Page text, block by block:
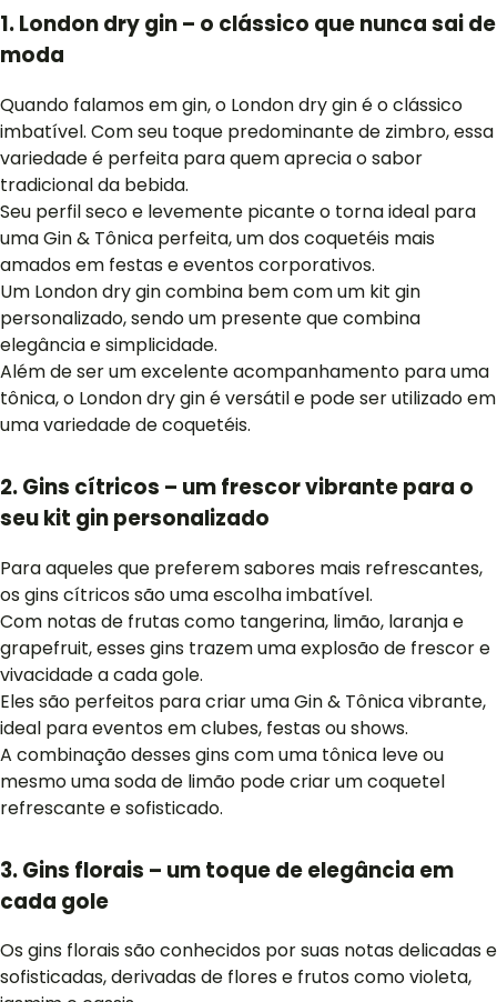
1. London dry gin – o clássico que nunca sai de
moda
Quando falamos em gin, o London dry gin é o clássico
imbatível. Com seu toque predominante de zimbro, essa
variedade é perfeita para quem aprecia o sabor
tradicional da bebida.
Seu perfil seco e levemente picante o torna ideal para
uma Gin & Tônica perfeita, um dos coquetéis mais
amados em festas e eventos corporativos.
Um London dry gin combina bem com um kit gin
personalizado, sendo um presente que combina
elegância e simplicidade.
Além de ser um excelente acompanhamento para uma
tônica, o London dry gin é versátil e pode ser utilizado em
uma variedade de coquetéis.
2. Gins cítricos – um frescor vibrante para o
seu kit gin personalizado
Para aqueles que preferem sabores mais refrescantes,
os gins cítricos são uma escolha imbatível.
Com notas de frutas como tangerina, limão, laranja e
grapefruit, esses gins trazem uma explosão de frescor e
vivacidade a cada gole.
Eles são perfeitos para criar uma Gin & Tônica vibrante,
ideal para eventos em clubes, festas ou shows.
A combinação desses gins com uma tônica leve ou
mesmo uma soda de limão pode criar um coquetel
refrescante e sofisticado.
3. Gins florais – um toque de elegância em
cada gole
Os gins florais são conhecidos por suas notas delicadas e
sofisticadas, derivadas de flores e frutos como violeta,